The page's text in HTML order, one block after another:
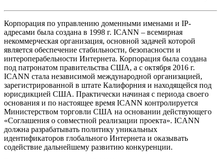
Корпорация по управлению доменными именами и IP-
адресами была создана в 1998 г. ICANN – всемирная
некоммерческая организация, основной задачей которой
является обеспечение стабильности, безопасности и
интероперабельности Интернета. Корпорация была создана
под патронатом правительства США, а с октября 2016 г.
ICANN стала независимой международной организацией,
зарегистрированной в штате Калифорния и находящейся под
юрисдикцией США. Практически начиная с периода своего
основания и по настоящее время ICANN контролируется
Министерством торговли США на основании действующего
«Соглашения о совместной реализации проекта». ICANN
должна разрабатывать политику уникальных
идентификаторов глобального Интернета и оказывать
содействие дальнейшему развитию конкуренции.